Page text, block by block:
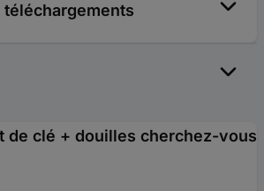
de clé + douilles cherchez-vous